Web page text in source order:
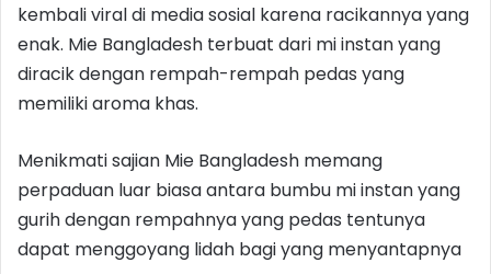
kembali viral di media sosial karena racikannya yang
enak. Mie Bangladesh terbuat dari mi instan yang
diracik dengan rempah-rempah pedas yang
memiliki aroma khas.
Menikmati sajian Mie Bangladesh memang
perpaduan luar biasa antara bumbu mi instan yang
gurih dengan rempahnya yang pedas tentunya
dapat menggoyang lidah bagi yang menyantapnya